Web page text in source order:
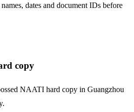
dates and document IDs before
copy
NAATI hard copy in Guangzhou